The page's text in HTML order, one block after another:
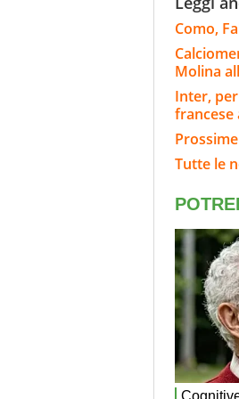
Como,
Molina
Inter,
francese
Tutte le